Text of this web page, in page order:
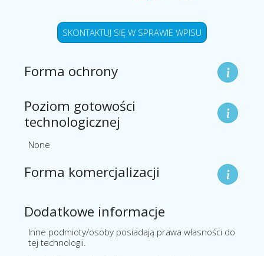
SKONTAKTUJ SIĘ W SPRAWIE WPISU
Forma ochrony
Poziom gotowości
technologicznej
None
Forma komercjalizacji
Dodatkowe informacje
Inne podmioty/osoby posiadają prawa własności do
tej technologii.